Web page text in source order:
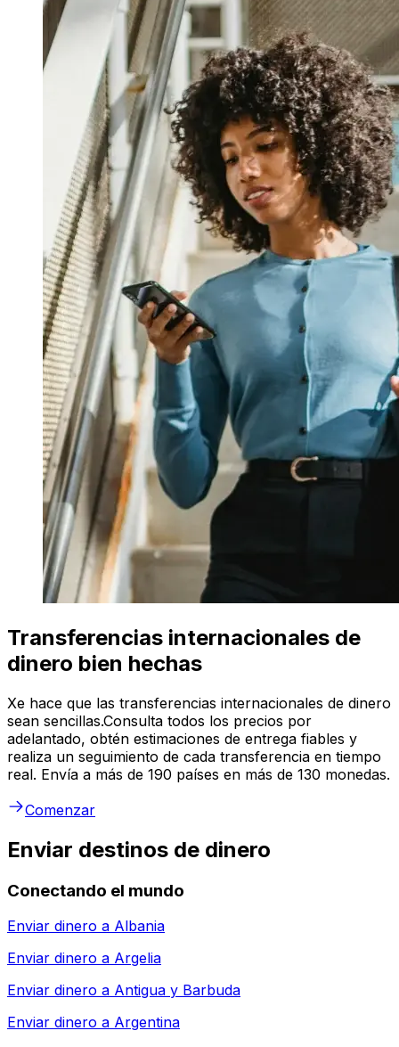
Transferencias internacionales de
dinero bien hechas
Xe hace que las transferencias internacionales de dinero
sean sencillas.Consulta todos los precios por
adelantado, obtén estimaciones de entrega fiables y
realiza un seguimiento de cada transferencia en tiempo
real. Envía a más de 190 países en más de 130 monedas.
Comenzar
Enviar destinos de dinero
Conectando el mundo
Enviar dinero a Albania
Enviar dinero a Argelia
Enviar dinero a Antigua y Barbuda
Enviar dinero a Argentina